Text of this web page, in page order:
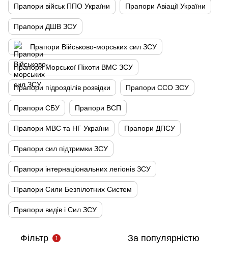
Прапори військ ППО України Прапори Авіації України
Прапори ДШВ ЗСУ
Прапори Військово-морських сил ЗСУ
Прапори Морської Піхоти ВМС ЗСУ
Прапори підрозділів розвідки Прапори ССО ЗСУ
Прапори СБУ Прапори ВСП
Прапори МВС та НГ України Прапори ДПСУ
Прапори сил підтримки ЗСУ
Прапори інтернаціональних легіонів ЗСУ
Прапори Сили Безпілотних Систем
Прапори видів і Сил ЗСУ
Фільтр 1 За популярністю